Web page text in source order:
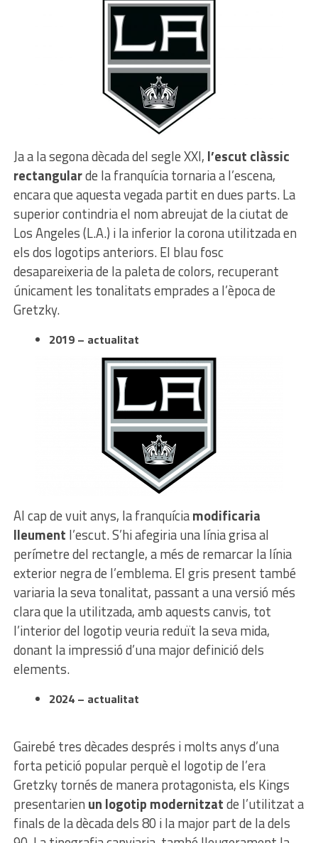
Ja a la segona dècada del segle XXI, l’escut clàssic
rectangularde la franquícia tornaria a l’escena,
encara que aquesta vegada partit en dues parts. La
superior contindria el nom abreujat de la ciutat de
Los Angeles (L.A.) i la inferior la corona utilitzada en
els dos logotips anteriors. El blau fosc
desapareixeria de la paleta de colors, recuperant
únicament les tonalitats emprades a l’època de
Gretzky.
2019 – actualitat
Al cap de vuit anys, la franquíciamodificaria
lleument l’escut. S’hi afegiria una línia grisa al
perímetre del rectangle, a més de remarcar la línia
exterior negra de l’emblema. El gris present també
variaria la seva tonalitat, passant a una versió més
clara que la utilitzada, amb aquests canvis, tot
l’interior del logotip veuria reduït la seva mida,
donant la impressió d’una major definició dels
elements.
2024 – actualitat
Gairebé tres dècades després i molts anys d’una
forta petició popular perquè el logotip de l’era
Gretzky tornés de manera protagonista, els Kings
presentarien un logotip modernitzatde l’utilitzat a
finals de la dècada dels 80 i la major part de la dels